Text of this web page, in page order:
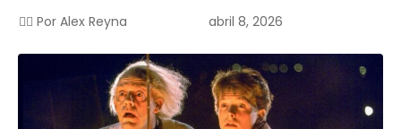
✍🏻 Por Alex Reyna abril 8, 2026